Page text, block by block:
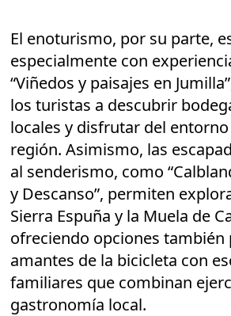
El enoturismo, por su parte,
especialmente con
“Viñedos y paisajes en
los turistas a descubrir
locales y disfrutar del
región. Asimismo, las
al senderismo, como
y Descanso”, permiten
Sierra Espuña y la Muela de
ofreciendo opciones también
amantes de la bicicleta con
familiares que combinan
gastronomía local.